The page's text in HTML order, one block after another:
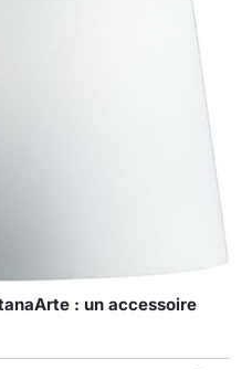
: un accessoire